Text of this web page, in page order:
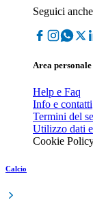
Seguici
Area personale
Help e Faq
Info e contatti
Termini del
Utilizzo dati
Cookie
Calcio